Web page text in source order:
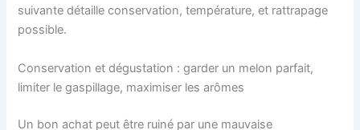
suivante détaille conservation, température, et rattrapage
possible.
Conservation et dégustation : garder un melon parfait,
limiter le gaspillage, maximiser les arômes
Un bon achat peut être ruiné par une mauvaise